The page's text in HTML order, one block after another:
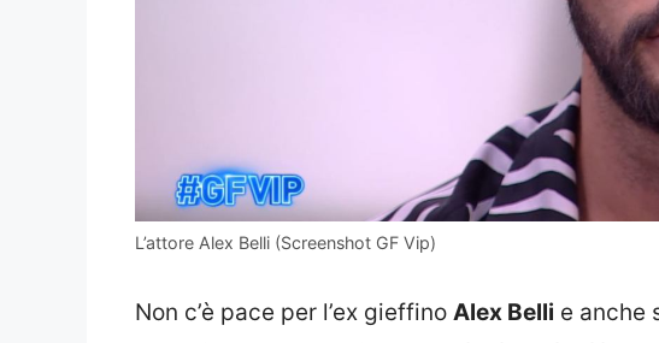
L’attore Alex Belli (Screenshot GF Vip)
Non c’è pace per l’ex gieffino Alex Belli e anche